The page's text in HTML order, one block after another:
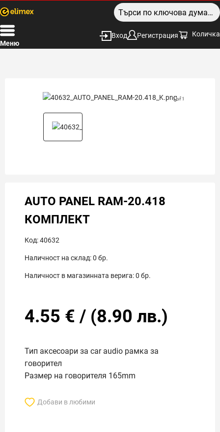
Меню
Вход Регистрация Количка
1 of 1
AUTO PANEL RAM-20.418
КОМПЛЕКТ
Код:40632
Наличност на склад:0 бр.
Наличност в магазинната верига:0 бр.
4.55 € / (8.90 лв.)
Тип аксесоари за car audio рамка за
говорител
Размер на говорителя 165mm
Добави в любими